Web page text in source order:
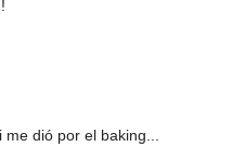
me dió por el baking...